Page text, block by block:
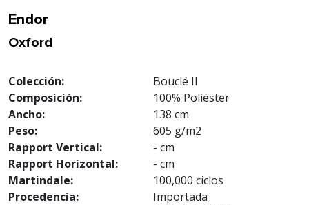
Endor
Oxford
Colección:
Bouclé II
Composición:
100% Poliéster
Ancho:
138 cm
Peso:
605 g/m2
Rapport Vertical:
- cm
Rapport Horizontal:
- cm
Martindale:
100,000 ciclos
Procedencia:
Importada